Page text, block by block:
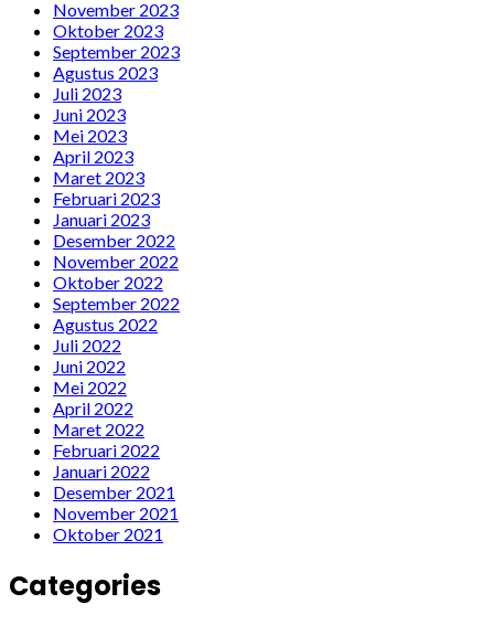
November 2023
Oktober 2023
September 2023
Agustus 2023
Juli 2023
Juni 2023
Mei 2023
April 2023
Maret 2023
Februari 2023
Januari 2023
Desember 2022
November 2022
Oktober 2022
September 2022
Agustus 2022
Juli 2022
Juni 2022
Mei 2022
April 2022
Maret 2022
Februari 2022
Januari 2022
Desember 2021
November 2021
Oktober 2021
Categories